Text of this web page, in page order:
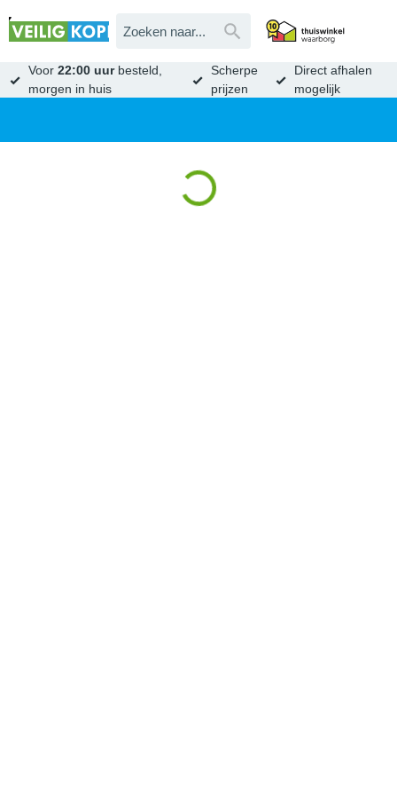
Voor22:00 uurbesteld,
morgen in huis
Scherpe
prijzen
Direct afhalen
mogelijk